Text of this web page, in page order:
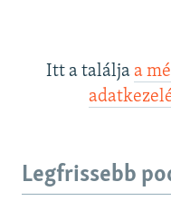
Itt a találja a
Legfrissebb